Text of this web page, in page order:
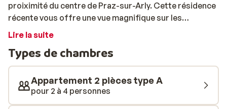
proiximité du centre de Praz-sur-Arly. Cette résidence
récente vous offre une vue magnifique sur les
montagnes. Les remontées mécaniques et les pistes
ou en bus. L'arrêt du bus de ski se situe à seulement 100
mètres de la résidence: le bus est gratuit, sous
présentation de votre forfait de ski. Les appartements
sont meublés de façon moderne et comprennent tout
l'équipement dont vous avez besoin pour des vacances
Lire la suite
Types de chambres
Appartement 2 pièces type A
pour 2 à 4 personnes